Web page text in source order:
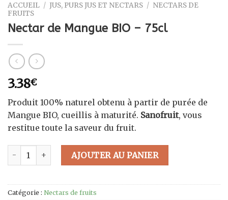
Ajouter
ACCUEIL / JUS, PURS JUS ET NECTARS / NECTARS DE
FRUITS
Nectar de Mangue BIO – 75cl
3.38€
Produit 100% naturel obtenu à partir de purée de
Mangue BIO, cueillis à maturité. Sanofruit, vous
restitue toute la saveur du fruit.
quantité de Nectar de Mangue BIO - 75cl
AJOUTER AU PANIER
Catégorie : Nectars de fruits